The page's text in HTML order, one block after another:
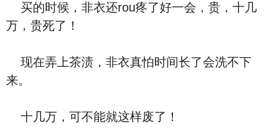
买的时候，非衣还rou疼了好一会，贵，十几
万，贵死了！
现在弄上茶渍，非衣真怕时间长了会洗不下
来。
十几万，可不能就这样废了！